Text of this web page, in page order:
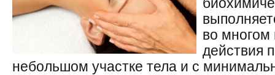
во
действия
небольшом участке тела и с